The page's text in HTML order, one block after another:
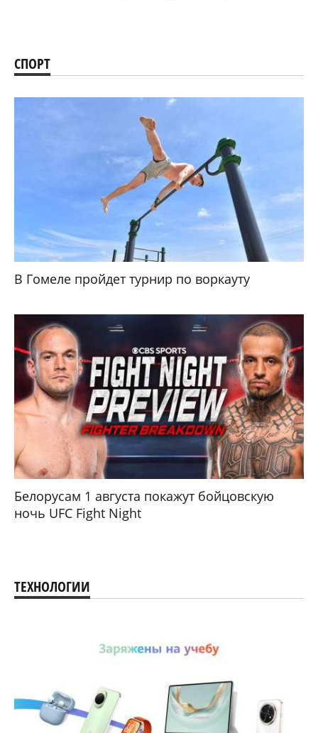
СПОРТ
В Гомеле пройдет турнир по воркауту
Белорусам 1 августа покажут бойцовскую
ночь UFC Fight Night
ТЕХНОЛОГИИ